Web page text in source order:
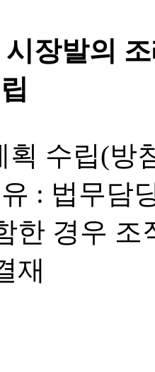
시장발의
획 수립(방
: 법무담
한 경우
재